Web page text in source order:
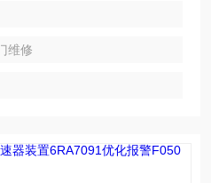
警F006维修，西门子调速器6R
启动报警F038维修，西门子
维修